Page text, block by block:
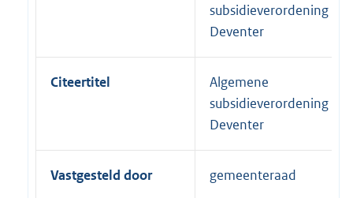
subsidieverordening
Deventer
Citeertitel
Algemene
subsidieverordening
Deventer
Vastgesteld door gemeenteraad